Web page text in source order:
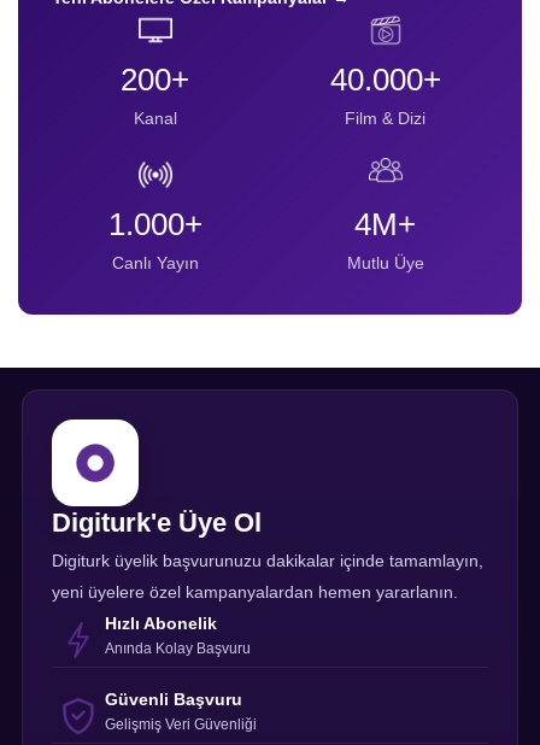
200+
Kanal
40.000+
Film & Dizi
1.000+
Canlı Yayın
4M+
Mutlu Üye
Digiturk'e Üye Ol
Digiturk üyelik başvurunuzu dakikalar içinde tamamlayın,
yeni üyelere özel kampanyalardan hemen yararlanın.
Hızlı Abonelik
Anında Kolay Başvuru
Güvenli Başvuru
Gelişmiş Veri Güvenliği